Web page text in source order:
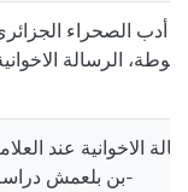
أدب الصحراء
الرسالة
الاخوانية عند
بن بلعمش دراسة وتحقيق-